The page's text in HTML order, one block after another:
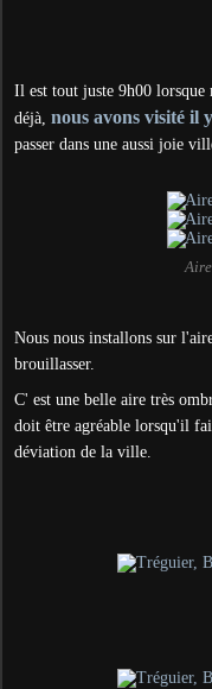
Il est tout juste 9h00 lorsque
déjà, nous avons visité il
passer dans une aussi joie
Nous nous installons sur
brouillasser.
C' est une belle aire très
doit être agréable lorsqu'il
déviation de la ville.